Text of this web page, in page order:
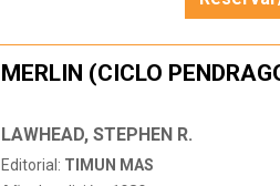
MERLIN (CICLO
LAWHEAD, STEPHEN R.
Editorial: TIMUN MAS